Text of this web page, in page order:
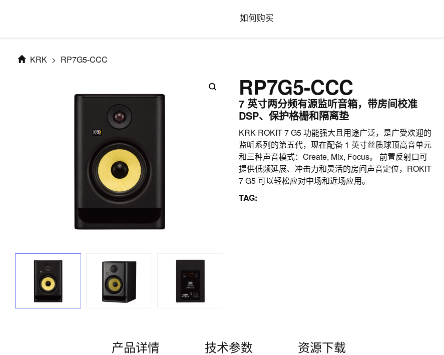
如何购买
KRK > RP7G5-CCC
RP7G5-CCC
7 英寸两分频有源监听音箱，带房间校准
DSP、保护格栅和隔离垫
KRK ROKIT 7 G5 功能强大且用途广泛，是广受欢迎的
监听系列的第五代，现在配备 1 英寸丝质球顶高音单元
和三种声音模式：Create, Mix, Focus。 前置反射口可
提供低频延展、冲击力和灵活的房间声音定位，ROKIT
7 G5 可以轻松应对中场和近场应用。
TAG:
产品详情 技术参数 资源下载